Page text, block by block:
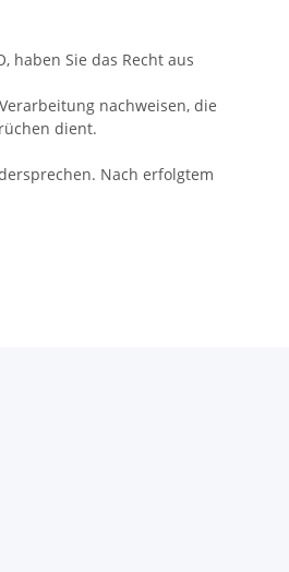
haben Sie das Recht aus
nachweisen, die
dient.
Nach erfolgtem